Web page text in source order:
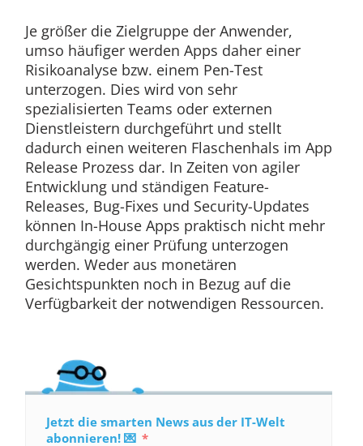
Je größer die Zielgruppe der Anwender,
umso häufiger werden Apps daher einer
Risikoanalyse bzw. einem Pen-Test
unterzogen. Dies wird von sehr
spezialisierten Teams oder externen
Dienstleistern durchgeführt und stellt
dadurch einen weiteren Flaschenhals im App
Release Prozess dar. In Zeiten von agiler
Entwicklung und ständigen Feature-
Releases, Bug-Fixes und Security-Updates
können In-House Apps praktisch nicht mehr
durchgängig einer Prüfung unterzogen
werden. Weder aus monetären
Gesichtspunkten noch in Bezug auf die
Verfügbarkeit der notwendigen Ressourcen.
Jetzt die smarten News aus der IT-Welt
abonnieren! 💌